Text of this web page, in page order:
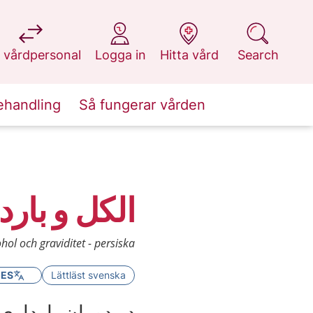
vårdpersonal
at 1177.se
Logga in
at 1177.se
Hitta vård
at 1177.se
Search
at 1177.se
Så fungerar vården
الکل و
och graviditet - persiska
Lättläst svenska